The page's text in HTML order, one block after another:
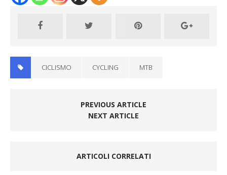
CICLISMO CYCLING MTB
PREVIOUS ARTICLE
NEXT ARTICLE
ARTICOLI CORRELATI